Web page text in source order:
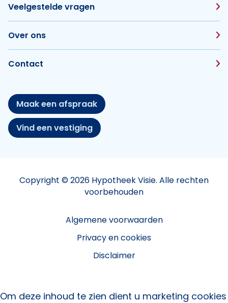
Veelgestelde vragen
Over ons
Contact
Maak een afspraak
Vind een vestiging
Copyright © 2026 Hypotheek Visie. Alle rechten
voorbehouden
Algemene voorwaarden
Privacy en cookies
Disclaimer
Om deze inhoud te zien dient u marketing cookies